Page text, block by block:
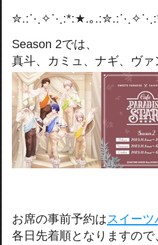
✮.:⋱✧⋱:*:★.｡
Season 2では、
真斗、カミュ、ナギ、ヴ
お席の事前予約は スイー
各日先着順となりますの